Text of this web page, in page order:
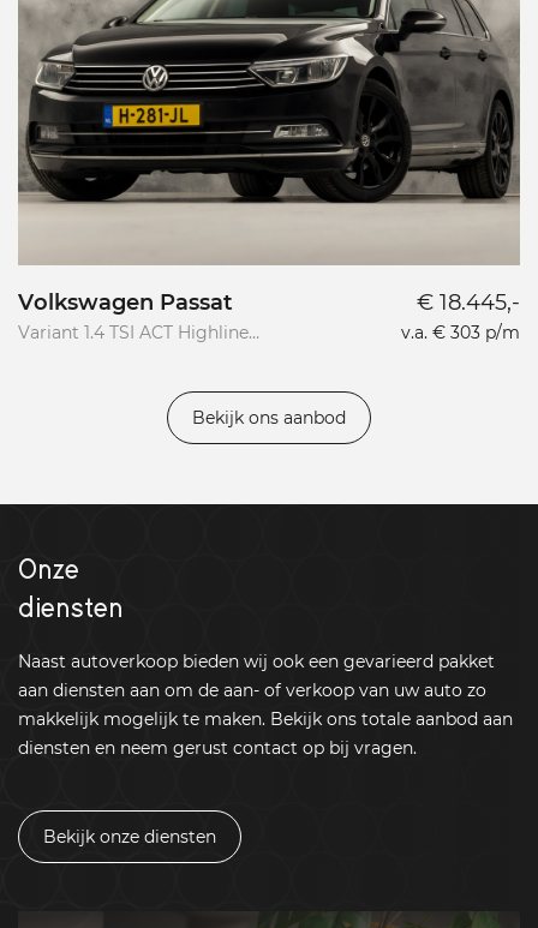
Volkswagen Passat
Variant 1.4 TSI ACT Highline
€ 18.445,-
v.a. € 303 p/m
Bekijk ons aanbod
Onze
diensten
Naast autoverkoop bieden wij ook een gevarieerd pakket
aan diensten aan om de aan- of verkoop van uw auto zo
makkelijk mogelijk te maken. Bekijk ons totale aanbod aan
diensten en neem gerust contact op bij vragen.
Bekijk onze diensten